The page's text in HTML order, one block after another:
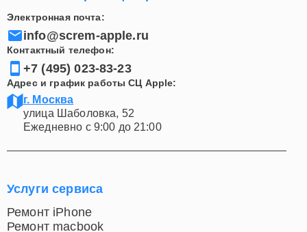
Электронная почта:
info@screm-apple.ru
Контактный телефон:
+7 (495) 023-83-23
Адрес и график работы СЦ Apple:
г. Москва
улица Шаболовка, 52
Ежедневно с 9:00 до 21:00
Услуги сервиса
Ремонт iPhone
Ремонт macbook